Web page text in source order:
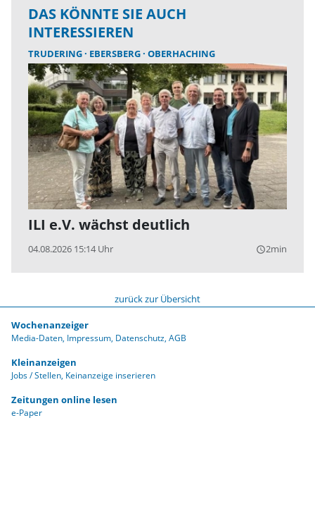
DAS KÖNNTE SIE AUCH
INTERESSIEREN
TRUDERING EBERSBERG OBERHACHING
ILI e.V. wächst deutlich
04.08.2026 15:14 Uhr query_builder2min
zurück zur Übersicht
Wochenanzeiger
Media-Daten Impressum Datenschutz AGB
Kleinanzeigen
Jobs / Stellen Keinanzeige inserieren
Zeitungen online lesen
e-Paper